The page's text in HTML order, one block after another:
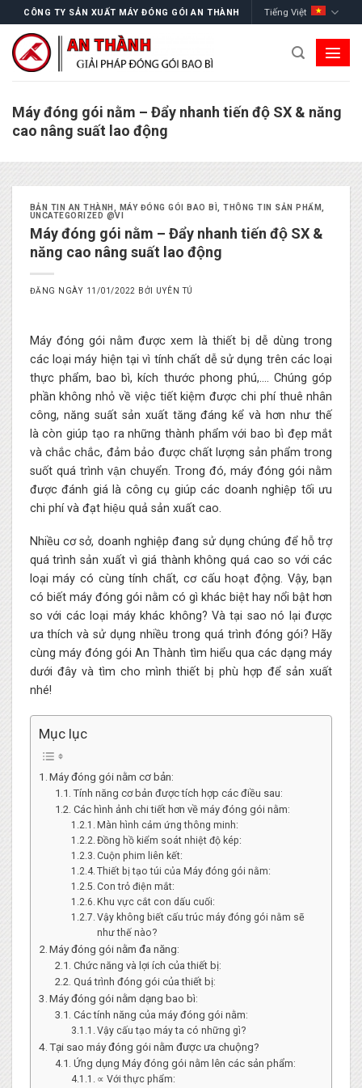
to
content
CÔNG TY SẢN XUẤT MÁY ĐÓNG GÓI AN THÀNH Tiếng Việt
Máy đóng gói nằm – Đẩy nhanh tiến độ SX & năng
cao nâng suất lao động
BẢN TIN AN THÀNH MÁY ĐÓNG GÓI BAO BÌ ,THÔNG TIN SẢN PHẨM
UNCATEGORIZED @VI
Máy đóng gói nằm – Đẩy nhanh tiến độ SX &
năng cao nâng suất lao động
ĐĂNG NGÀY 11/01/2022 BỞI UYÊN TÚ
Máy đóng gói nằm được xem là thiết bị dễ dùng trong
các loại máy hiện tại vì tính chất dễ sử dụng trên các loại
thực phẩm, bao bì, kích thước phong phú,…. Chúng góp
phần không nhỏ về việc tiết kiệm được chi phí thuê nhân
công, năng suất sản xuất tăng đáng kể và hơn như thế
là còn giúp tạo ra những thành phẩm với bao bì đẹp mắt
và chắc chắc, đảm bảo được chất lượng sản phẩm trong
suốt quá trình vận chuyển. Trong đó, máy đóng gói nằm
được đánh giá là công cụ giúp các doanh nghiệp tối ưu
chi phí và đạt hiệu quả sản xuất cao.
Nhiều cơ sở, doanh nghiệp đang sử dụng chúng để hỗ trợ
quá trình sản xuất vì giá thành không quá cao so với các
loại máy có cùng tính chất, cơ cấu hoạt động. Vậy, bạn
có biết máy đóng gói nằm có gì khác biệt hay nổi bật hơn
so với các loại máy khác không? Và tại sao nó lại được
ưa thích và sử dụng nhiều trong quá trình đóng gói? Hãy
cùng máy đóng gói An Thành tìm hiểu qua các dạng máy
dưới đây và tìm cho mình thiết bị phù hợp để sản xuất
nhé!
Mục lục
Máy đóng gói nằm cơ bản:
Tính năng cơ bản được tích hợp các điều sau:
Các hình ảnh chi tiết hơn về máy đóng gói nằm:
Màn hình cảm ứng thông minh:
Đồng hồ kiểm soát nhiệt độ kép:
Cuộn phim liên kết:
Thiết bị tạo túi của Máy đóng gói nằm:
Con trỏ điện mắt:
Khu vực cắt con dấu cuối:
Vậy không biết cấu trúc máy đóng gói nằm sẽ
như thế nào?
Máy đóng gói nằm đa năng:
Chức năng và lợi ích của thiết bị:
Quá trình đóng gói của thiết bị:
Máy đóng gói nằm dạng bao bì:
Các tính năng của máy đóng gói nằm:
Vậy cấu tạo máy ta có những gì?
Tại sao máy đóng gói nằm được ưa chuộng?
Ứng dụng Máy đóng gói nằm lên các sản phẩm:
∝ Với thực phẩm: